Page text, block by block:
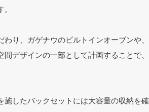
わり、ガゲナウのビルトインオーブンや
間デザインの一部として計画することで
施したバックセットには大容量の収納を確